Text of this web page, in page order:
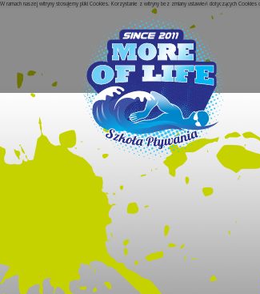
W ramach naszej witryny stosujemy pliki Cookies. Korzystanie z witryny bez zmiany ustawień dotyczących